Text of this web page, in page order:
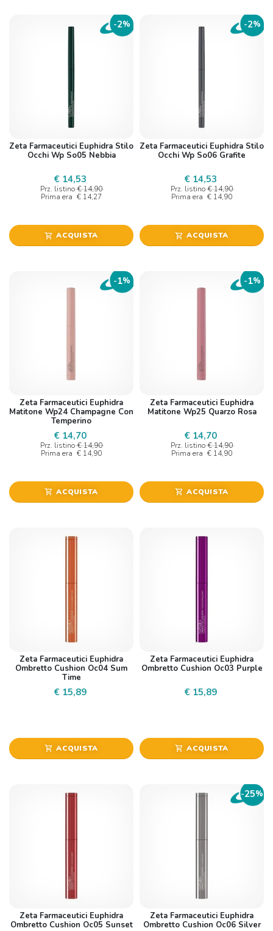
-2%
Zeta Farmaceutici Euphidra Stilo
Occhi Wp So05 Nebbia
€ 14,53
Prz. listino € 14,90
Prima era € 14,27
shopping_cart ACQUISTA
-2%
Zeta Farmaceutici Euphidra Stilo
Occhi Wp So06 Grafite
€ 14,53
Prz. listino € 14,90
Prima era € 14,90
shopping_cart ACQUISTA
-1%
Zeta Farmaceutici Euphidra
Matitone Wp24 Champagne Con
Temperino
€ 14,70
Prz. listino € 14,90
Prima era € 14,90
shopping_cart ACQUISTA
-1%
Zeta Farmaceutici Euphidra
Matitone Wp25 Quarzo Rosa
€ 14,70
Prz. listino € 14,90
Prima era € 14,90
shopping_cart ACQUISTA
Zeta Farmaceutici Euphidra
Ombretto Cushion Oc04 Sum
Time
€ 15,89
shopping_cart ACQUISTA
Zeta Farmaceutici Euphidra
Ombretto Cushion Oc03 Purple
€ 15,89
shopping_cart ACQUISTA
Zeta Farmaceutici Euphidra
Ombretto Cushion Oc05 Sunset
-25%
Zeta Farmaceutici Euphidra
Ombretto Cushion Oc06 Silver